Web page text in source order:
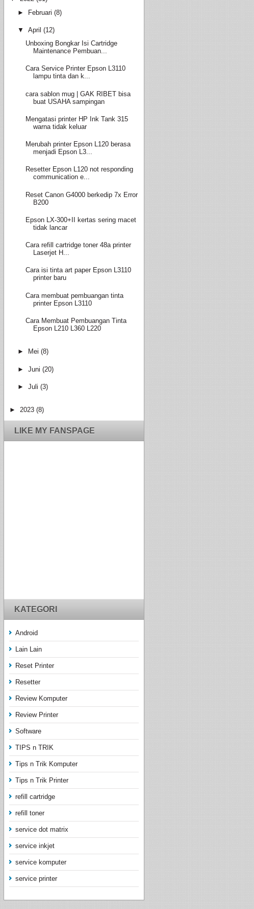
► Februari (8)
▼ April (12)
Unboxing Bongkar Isi Cartridge
Maintenance Pembuan...
Cara Service Printer Epson L3110
lampu tinta dan k...
cara sablon mug | GAK RIBET bisa
buat USAHA sampingan
Mengatasi printer HP Ink Tank 315
warna tidak keluar
Merubah printer Epson L120 berasa
menjadi Epson L3...
Resetter Epson L120 not responding
communication e...
Reset Canon G4000 berkedip 7x Error
B200
Epson LX-300+II kertas sering macet
tidak lancar
Cara refill cartridge toner 48a printer
Laserjet H...
Cara isi tinta art paper Epson L3110
printer baru
Cara membuat pembuangan tinta
printer Epson L3110
Cara Membuat Pembuangan Tinta
Epson L210 L360 L220
► Mei (8)
► Juni (20)
► Juli (3)
► 2023 (8)
LIKE MY FANSPAGE
KATEGORI
Android
Lain Lain
Reset Printer
Resetter
Review Komputer
Review Printer
Software
TIPS n TRIK
Tips n Trik Komputer
Tips n Trik Printer
refill cartridge
refill toner
service dot matrix
service inkjet
service komputer
service printer